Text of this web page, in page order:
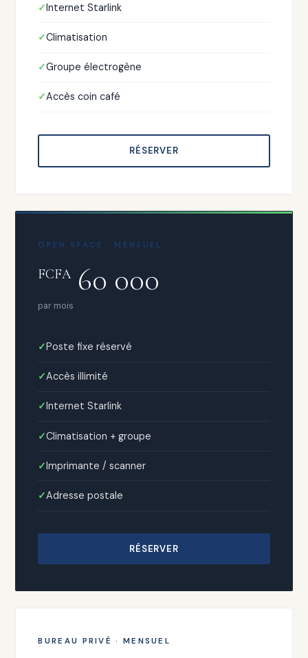
Internet Starlink
Climatisation
Groupe électrogène
Accès coin café
RÉSERVER
OPEN SPACE · MENSUEL
FCFA60 000
par mois
Poste fixe réservé
Accès illimité
Internet Starlink
Climatisation + groupe
Imprimante / scanner
Adresse postale
RÉSERVER
BUREAU PRIVÉ · MENSUEL